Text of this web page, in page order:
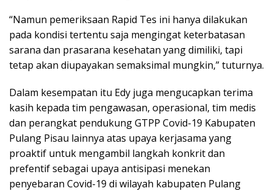
“Namun pemeriksaan Rapid Tes ini hanya dilakukan
pada kondisi tertentu saja mengingat keterbatasan
sarana dan prasarana kesehatan yang dimiliki, tapi
tetap akan diupayakan semaksimal mungkin,” tuturnya.
Dalam kesempatan itu Edy juga mengucapkan terima
kasih kepada tim pengawasan, operasional, tim medis
dan perangkat pendukung GTPP Covid-19 Kabupaten
Pulang Pisau lainnya atas upaya kerjasama yang
proaktif untuk mengambil langkah konkrit dan
prefentif sebagai upaya antisipasi menekan
penyebaran Covid-19 di wilayah kabupaten Pulang